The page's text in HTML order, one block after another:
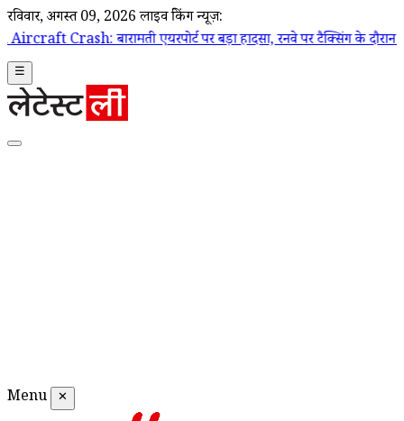
रविवार, अगस्त 09, 2026 लाइव ब्रेकिंग न्यूज़:
एयरपोर्ट पर बड़ा हादसा, रनवे पर टैक्सिंग के दौरान ट्रेनी
☰
Menu ✕